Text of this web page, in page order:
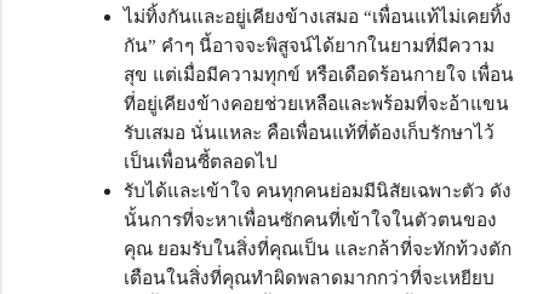
ไม่ทิ้งกันและอยู่เคียงข้างเสมอ “เพื่อนแท้ไม่เคยทิ้ง
กัน” คำๆ นี้อาจจะพิสูจน์ได้ยากในยามที่มีความ
สุข แต่เมื่อมีความทุกข์ หรือเดือดร้อนกายใจ เพื่อน
ที่อยู่เคียงข้างคอยช่วยเหลือและพร้อมที่จะอ้าแขน
รับเสมอ นั่นแหละ คือเพื่อนแท้ที่ต้องเก็บรักษาไว้
เป็นเพื่อนซี้ตลอดไป
รับได้และเข้าใจ คนทุกคนย่อมมีนิสัยเฉพาะตัว ดัง
นั้นการที่จะหาเพื่อนซักคนที่เข้าใจในตัวตนของ
คุณ ยอมรับในสิ่งที่คุณเป็น และกล้าที่จะทักท้วงตัก
เตือนในสิ่งที่คุณทำผิดพลาดมากกว่าที่จะเหยียบ